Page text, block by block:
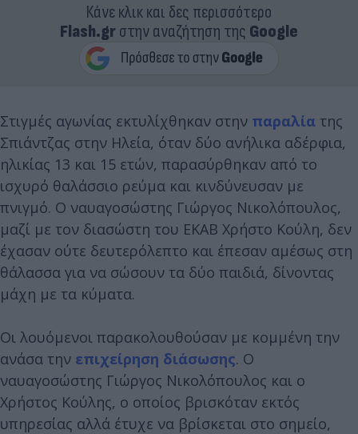
Κάνε κλικ και δες περισσότερο
Flash.grστην αναζήτηση της Google
Στιγμές αγωνίας εκτυλίχθηκαν στην παραλία της
Σπιάντζας στην Ηλεία, όταν δύο ανήλικα αδέρφια,
ηλικίας 13 και 15 ετών, παρασύρθηκαν από το
ισχυρό θαλάσσιο ρεύμα και κινδύνευσαν με
πνιγμό. Ο ναυαγοσώστης Γιώργος Νικολόπουλος,
μαζί με τον διασώστη του ΕΚΑΒ Χρήστο Κούλη, δεν
έχασαν ούτε δευτερόλεπτο και έπεσαν αμέσως στη
θάλασσα για να σώσουν τα δύο παιδιά, δίνοντας
μάχη με τα κύματα.
Οι λουόμενοι παρακολουθούσαν με κομμένη την
ανάσα την επιχείρηση διάσωσης. Ο
ναυαγοσώστης Γιώργος Νικολόπουλος και ο
Χρήστος Κούλης, ο οποίος βρισκόταν εκτός
υπηρεσίας αλλά έτυχε να βρίσκεται στο σημείο,